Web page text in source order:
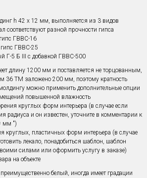
h 42 х 12 мм , выполняется из 3 видов
соответствуют разной прочности гипса
ГВВС-16
ГВВС-25
Г-5 Б III с добавкой ГВВС-500
длину 1200 мм и поставляется не торцованным,
36 ТМ заложено 200 мм, поэтому кратность
можно применить дополнительные опции
повышенной влажность
круглых форм интерьера (в случае если
радиуса и он известен, уточните в комментарии к
мм ")
круглых, пластичных форм интерьера (в случае
лекало, понадобиться шаблон, шаблон
силами или оформить услугу в заказе)
на объекте
белый, иногда имеет градации